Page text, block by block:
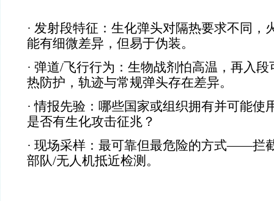
· 发射段特征：生化弹头对隔热要求不同，
能有细微差异，但易于伪装。
· 弹道/飞行行为：生物战剂怕高温，再入
热防护，轨迹与常规弹头存在差异。
· 情报先验：哪些国家或组织拥有并可能使
是否有生化攻击征兆？
· 现场采样：最可靠但最危险的方式——拦
部队/无人机抵近检测。